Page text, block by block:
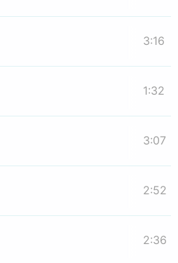
3:16
1:32
3:07
2:52
2:36